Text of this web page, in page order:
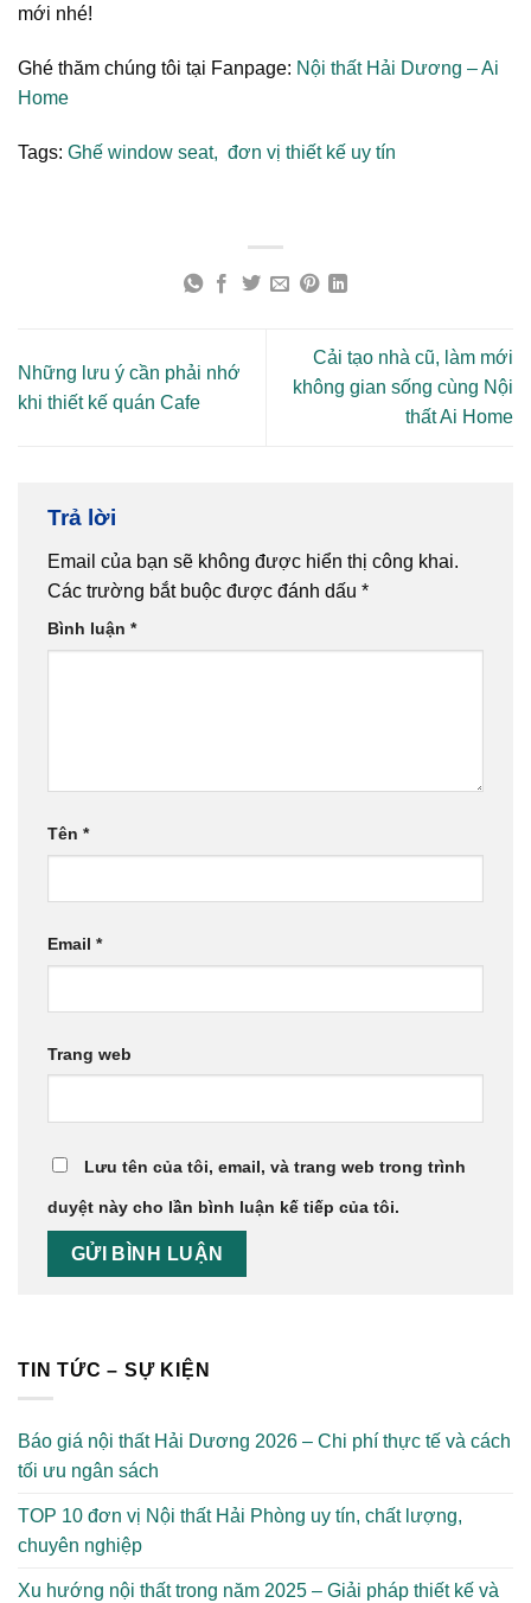
TIN TỨC – SỰ KIỆN
Báo giá nội thất Hải Dương 2026 – Chi phí thực tế và cách
tối ưu ngân sách
TOP 10 đơn vị Nội thất Hải Phòng uy tín, chất lượng,
chuyên nghiệp
Xu hướng nội thất trong năm 2025 – Giải pháp thiết kế và
mới nhé!
Ghé thăm chúng tôi tại Fanpage: Nội thất Hải Dương – Ai
Home
Tags: Ghế window seat, đơn vị thiết kế uy tín
Những lưu ý cần phải nhớ
khi thiết kế quán Cafe
Cải tạo nhà cũ, làm mới
không gian sống cùng Nội
thất Ai Home
Trả lời
Email của bạn sẽ không được hiển thị công khai.
Các trường bắt buộc được đánh dấu *
Bình luận *
Tên *
Email *
Trang web
Lưu tên của tôi, email, và trang web trong trình
duyệt này cho lần bình luận kế tiếp của tôi.